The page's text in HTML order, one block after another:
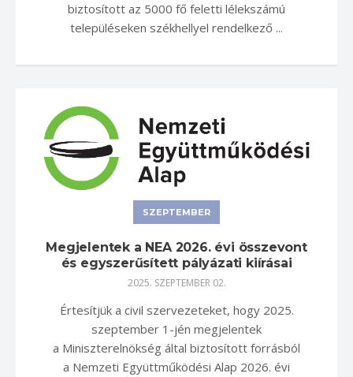
biztosított az 5000 fő feletti lélekszámú
településeken székhellyel rendelkező ...
SZEPTEMBER
Megjelentek a NEA 2026. évi összevont
és egyszerűsített pályázati kiírásai
2025. SZEPTEMBER 02.
Értesítjük a civil szervezeteket, hogy 2025.
szeptember 1-jén megjelentek
a Miniszterelnökség által biztosított forrásból
a Nemzeti Együttműködési Alap 2026. évi